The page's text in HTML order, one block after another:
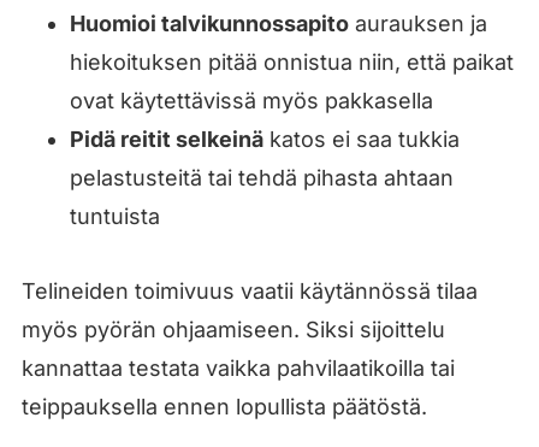
Huomioi talvikunnossapitoaurauksen ja
hiekoituksen pitää onnistua niin, että paikat
ovat käytettävissä myös pakkasella
Pidä reitit selkeinäkatos ei saa tukkia
pelastusteitä tai tehdä pihasta ahtaan
tuntuista
Telineiden toimivuus vaatii käytännössä tilaa
myös pyörän ohjaamiseen. Siksi sijoittelu
kannattaa testata vaikka pahvilaatikoilla tai
teippauksella ennen lopullista päätöstä.